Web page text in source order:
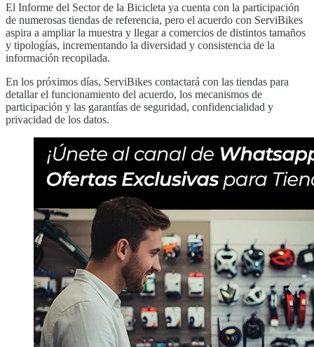
El Informe del Sector de la Bicicleta ya cuenta con la participación
de numerosas tiendas de referencia, pero el acuerdo con ServiBikes
aspira a ampliar la muestra y llegar a comercios de distintos tamaños
y tipologías, incrementando la diversidad y consistencia de la
información recopilada.
En los próximos días, ServiBikes contactará con las tiendas para
detallar el funcionamiento del acuerdo, los mecanismos de
participación y las garantías de seguridad, confidencialidad y
privacidad de los datos.